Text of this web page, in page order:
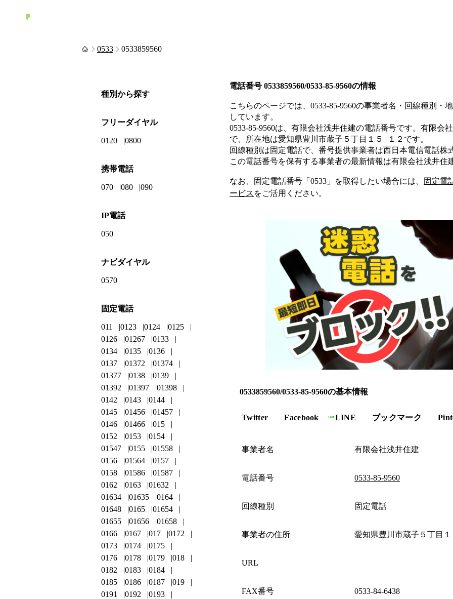
0533 0533859560
電話番号 0533859560/0533-85-9560の情報
こちらのページでは、 0533-85-9560の事業者名・回線種別・
しています。
0533-85-9560は、 有限会社浅井住建の電話番号です。 有限会
で、所在地は愛知県豊川市蔵子５丁目１５−１２ です。
回線種別は固定電話で、番号提供事業者は西日本電信電話株
この電話番号を保有する事業者の最新情報は有限会社浅井住
なお、固定電話番号「 0533 」を取得したい場合には、
固定電
ービス をご活用ください。
0533859560/0533-85-9560の基本情報
Twitter Facebook LINE ブックマーク
事業者名 有限会社浅井住建
電話番号 0533-85-9560
回線種別 固定電話
事業者の住所 愛知県豊川市蔵子５丁目
URL
FAX番号 0533-84-6438
種別から探す
フリーダイヤル
0120 0800
携帯電話
070 080 090
IP電話
050
ナビダイヤル
0570
固定電話
011 0123 0124
0125
0126
01267
0133
0134
0135
0136
0137
01372
01374
01377
0138
0139
01392
01397
01398
0142
0143
0144
0145
01456
01457
0146
01466
015
0152
0153
0154
01547
0155
01558
0156
01564
0157
0158
01586
01587
0162
0163
01632
01634
01635
0164
01648
0165
01654
01655
01656
01658
0166
0167 017
0172
0173
0174
0175
0176
0178 0179
018
0182
0183
0184
0185
0186 0187
019
0191
0192
0193